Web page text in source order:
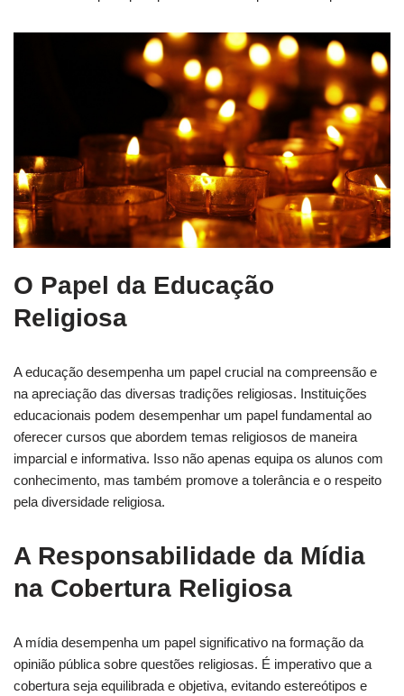
O Papel da Educação
Religiosa
A educação desempenha um papel crucial na compreensão e
na apreciação das diversas tradições religiosas. Instituições
educacionais podem desempenhar um papel fundamental ao
oferecer cursos que abordem temas religiosos de maneira
imparcial e informativa. Isso não apenas equipa os alunos com
conhecimento, mas também promove a tolerância e o respeito
pela diversidade religiosa.
A Responsabilidade da Mídia
na Cobertura Religiosa
A mídia desempenha um papel significativo na formação da
opinião pública sobre questões religiosas. É imperativo que a
cobertura seja equilibrada e objetiva, evitando estereótipos e